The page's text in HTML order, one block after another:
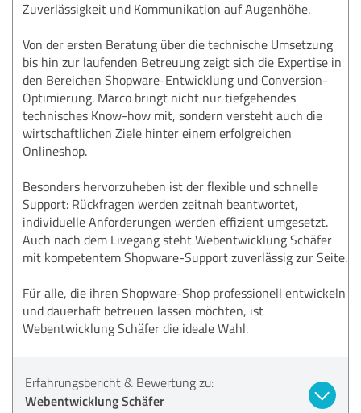
Zuverlässigkeit und Kommunikation auf Augenhöhe.
Von der ersten Beratung über die technische Umsetzung
bis hin zur laufenden Betreuung zeigt sich die Expertise in
den Bereichen Shopware-Entwicklung und Conversion-
Optimierung. Marco bringt nicht nur tiefgehendes
technisches Know-how mit, sondern versteht auch die
wirtschaftlichen Ziele hinter einem erfolgreichen
Onlineshop.
Besonders hervorzuheben ist der flexible und schnelle
Support: Rückfragen werden zeitnah beantwortet,
individuelle Anforderungen werden effizient umgesetzt.
Auch nach dem Livegang steht Webentwicklung Schäfer
mit kompetentem Shopware-Support zuverlässig zur Seite.
Für alle, die ihren Shopware-Shop professionell entwickeln
und dauerhaft betreuen lassen möchten, ist
Webentwicklung Schäfer die ideale Wahl.
Erfahrungsbericht & Bewertung zu:
Webentwicklung Schäfer